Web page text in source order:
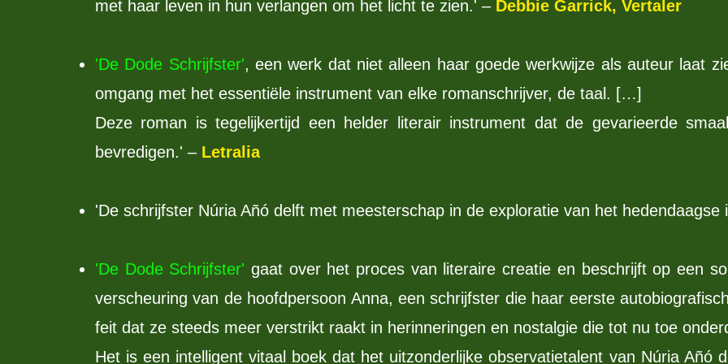
met haar leven in hun verlangen om het licht te zien.' – Debbie Garrick, Vertaler
'De Dode Schrijfster', een werk dat niet alleen haar goede werkwijze als auteur laat
omgang met het essentiële instrument van elke romanschrijver, de taal. […]
Deze roman is tegelijkertijd een helder literair instrument dat de gevarieerde
bevredigen.' – Letralia
'De schrijfster Núria Añó delft met meesterschap in de exploratie van het
'De Dode Schrijfster' gaat over het proces van literaire creatie en beschrijft op een
verscheuring van de hoofdpersoon Anna, een schrijfster die haar eerste
feit dat ze steeds meer verstrikt raakt in herinneringen en nostalgie die tot nu toe
Het is een intelligent vitaal boek dat het uitzonderlijke observatietalent van Núria Añó